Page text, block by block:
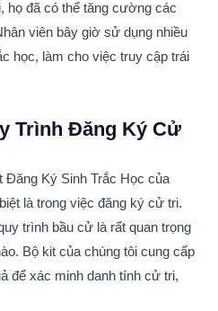
họ đã có thể tăng cường các
viên bây giờ sử dụng nhiều
học, làm cho việc truy cập trái
Trình Đăng Ký Cử
Đăng Ký Sinh Trắc Học của
là trong việc đăng ký cử tri.
trình bầu cử là rất quan trọng
Bộ kit của chúng tôi cung cấp
để xác minh danh tính cử tri,